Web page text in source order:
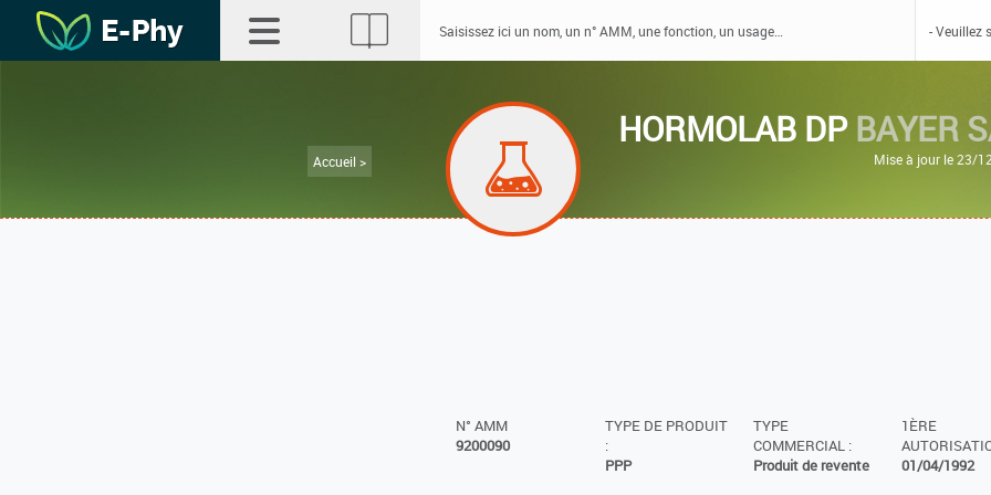
Accueil >
HORMOLAB DPBAYER
Mise à jour le 23/
N° AMM
9200090
TYPE DE PRODUIT
:
PPP
TYPE
COMMERCIAL :
Produit de revente
1ÈRE
01/04/1992